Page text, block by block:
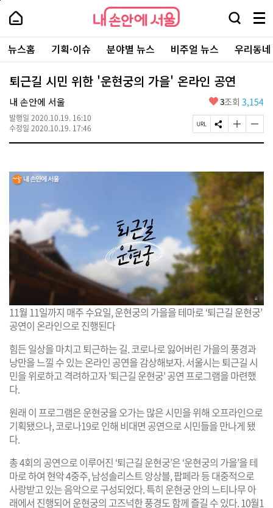
본
로
가
내
손
안
에
서
울
-
서
울
시
대
표
소
털
내
손
에
울
검
창
열
기
메
뉴
전
체
보
주
요
서
뉴스홈 기획·이슈 분야별 뉴스 비주얼 뉴스 우리동
퇴근길 시민 위한 '운현궁의 가을' 온라인 공연
내 손안에 서울
발행일 2020.10.19. 16:10
수정일 2020.10.19. 17:46
좋
요
3조회 3,154
페
이
R
L
복
사
S
N
유
글
자
크
게
변
경
하
기
글
자
작
게
경
하
기
11월 11일까지 매주 수요일, 운현궁의 가을을 테마로 ‘퇴근길 운현궁’
공연이 온라인으로 진행된다
힘든 일상을 마치고 퇴근하는 길. 코로나로 잃어버린 가을의 풍경과
낭만을 느낄 수 있는 온라인 공연을 감상해보자. 서울시는 퇴근길 시
민을 위로하고 격려하고자 '퇴근길 운현궁' 공연 프로그램을 마련했
다.
원래 이 프로그램은 운현궁을 오가는 많은 시민을 위해 오프라인으로
기획됐으나, 코로나19로 인해 비대면 공연으로 시민들을 만나게 됐
다.
총 4회의 공연으로 이루어진 ‘퇴근길 운현궁’은 ‘운현궁의 가을’을 테
마로 하여 현악 4중주, 남성솔리스트 앙상블, 팝페라 등 대중적으로
사랑받고 있는 음악으로 구성되었다. 특히 운현궁 안의 느티나무 아
래에서 진행되어 운현궁의 고즈넉한 풍경도 함께 즐길 수 있다. 10월1
페
상
단
로